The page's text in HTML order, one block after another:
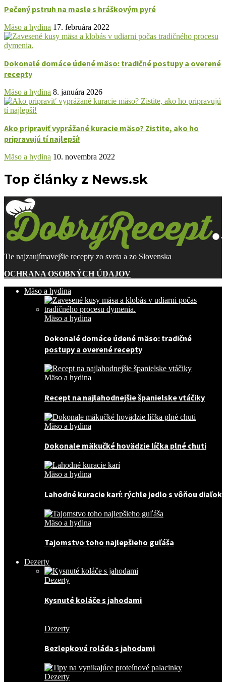
Pečený pstruh na masle s hráškovým pyré
Mäso a hydina 17. februára 2022
Dokonalé domáce údené mäso: tradičné postupy a overené
recepty
Mäso a hydina 8. januára 2026
Ako pripraviť vyprážané kuracie mäso? Zistite, ako ho
pripravujú tí najlepší!
Mäso a hydina 10. novembra 2022
Top články z News.sk
Tie najzaujímavejšie recepty zo sveta a zo Slovenska
OCHRANA OSOBNÝCH ÚDAJOV
Mäso a hydina
Mäso a hydina
Dokonalé domáce údené mäso: tradičné
postupy a overené recepty
Mäso a hydina
Recept na najlahodnejšie španielske vtáčiky
Mäso a hydina
Dokonale mäkučké hovädzie líčka plné chuti
Mäso a hydina
Lahodné kuracie karí: rýchle jedlo s vôňou diaľok
Mäso a hydina
Tajomstvo toho najlepšieho guľáša
Dezerty
Dezerty
Kysnuté koláče s jahodami
Dezerty
Bezlepková roláda s jahodami
Dezerty